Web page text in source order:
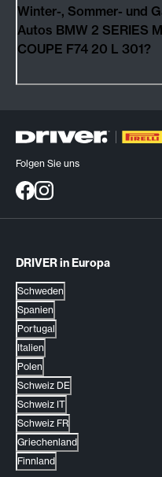
Winter-, Sommer- und
Autos BMW 2 SERIES
COUPE F74 20 L 301?
Folgen Sie uns
DRIVER in Europa
Schweden
Spanien
Portugal
Italien
Polen
Schweiz DE
Schweiz IT
Schweiz FR
Griechenland
Finnland